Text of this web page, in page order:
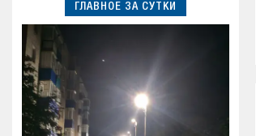
ГЛАВНОЕ ЗА СУТКИ